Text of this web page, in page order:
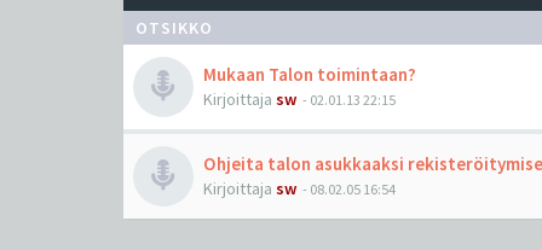
OTSIKKO
Mukaan Talon toimintaan?
Kirjoittaja sw - 02.01.13 22:15
Ohjeita talon asukkaaksi
Kirjoittaja sw - 08.02.05 16:54